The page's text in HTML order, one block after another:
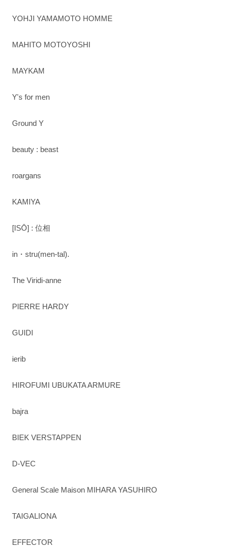
YOHJI YAMAMOTO HOMME
MAHITO MOTOYOSHI
MAYKAM
Y's for men
Ground Y
beauty : beast
roargans
KAMIYA
[ISŌ] : 位相
in・stru(men-tal).
The Viridi-anne
PIERRE HARDY
GUIDI
ierib
HIROFUMI UBUKATA ARMURE
bajra
BIEK VERSTAPPEN
D-VEC
General Scale Maison MIHARA YASUHIRO
TAIGALIONA
EFFECTOR